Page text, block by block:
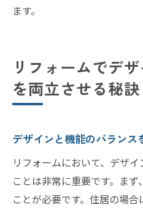
ます。
リフォームでデ
を両立させる秘訣
デザインと機能のバランス
リフォームにおいて、デザ
ことは非常に重要です。ま
ことが必要です。住居の場